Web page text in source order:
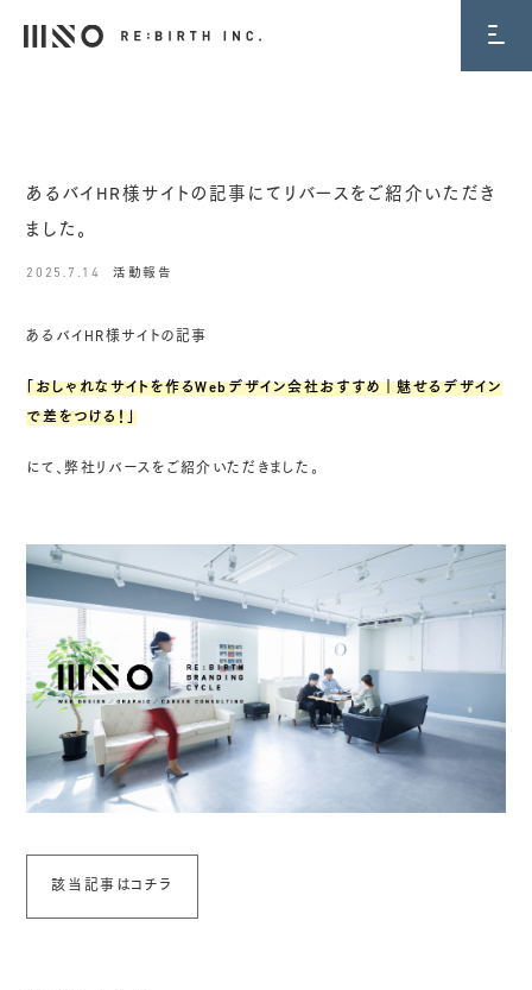
BLOG
あるバイHR様サイトの記事にてリバースをご紹介いただき
ました。
2025.7.14 活動報告
あるバイHR様サイトの記事
「おしゃれなサイトを作るWebデザイン会社おすすめ｜魅せるデザイン
で差をつける！」
にて、弊社リバースをご紹介いただきました。
該当記事はコチラ